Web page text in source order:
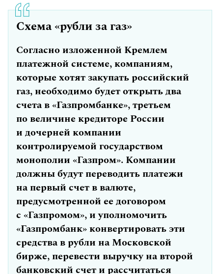
Схема «рубли за газ»
Согласно изложенной Кремлем
платежной системе, компаниям,
которые хотят закупать российский
газ, необходимо будет открыть два
счета в «Газпромбанке», третьем
по величине кредиторе России
и дочерней компании
контролируемой государством
монополии «Газпром». Компании
должны будут переводить платежи
на первый счет в валюте,
предусмотренной ее договором
с «Газпромом», и уполномочить
«Газпромбанк» конвертировать эти
средства в рубли на Московской
бирже, перевести выручку на второй
банковский счет и рассчитаться